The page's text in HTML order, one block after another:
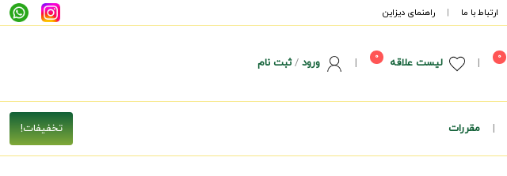
ارتباط با ما | راهنمای دیزاین
0
| لیست علاقه 0
| ورود/ثبت نام
| مقررات